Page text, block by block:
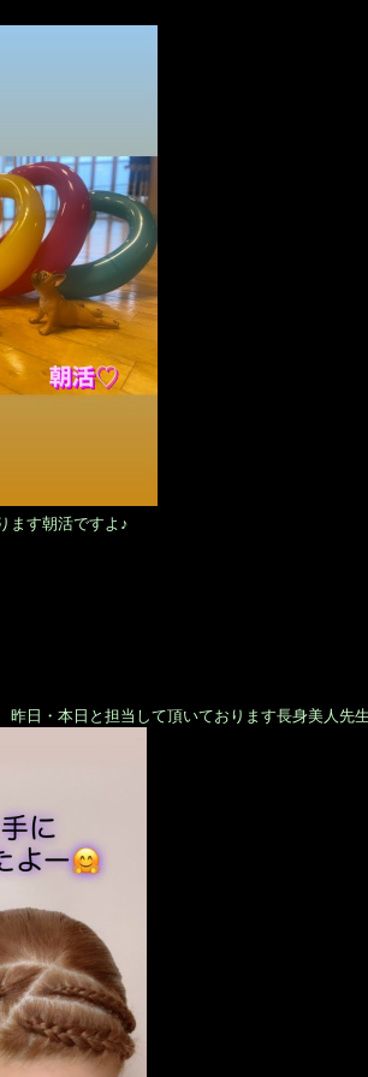
ます朝活ですよ♪
昨日・本日と担当して頂いております長身美人先